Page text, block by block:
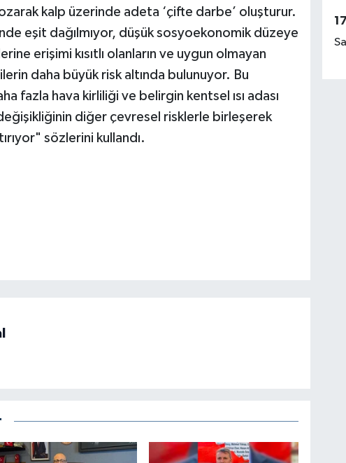
kalp üzerinde adeta ‘çifte darbe’ oluşturur.
eşit dağılmıyor, düşük sosyoekonomik düzeye
erişimi kısıtlı olanların ve uygun olmayan
daha büyük risk altında bulunuyor. Bu
fazla hava kirliliği ve belirgin kentsel ısı adası
değişikliğinin diğer çevresel risklerle birleşerek
sözlerini kullandı.